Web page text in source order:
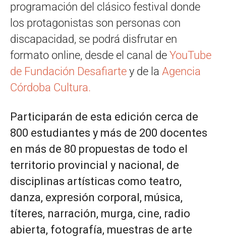
programación del clásico festival donde
los protagonistas son personas con
discapacidad, se podrá disfrutar en
formato online, desde el canal de YouTube
de Fundación Desafiarte y de la Agencia
Córdoba Cultura.
Participarán de esta edición cerca de
800 estudiantes y más de 200 docentes
en más de 80 propuestas de todo el
territorio provincial y nacional, de
disciplinas artísticas como teatro,
danza, expresión corporal, música,
títeres, narración, murga, cine, radio
abierta, fotografía, muestras de arte